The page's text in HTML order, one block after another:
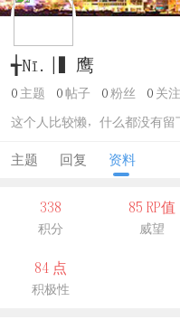
╅Nī.|▍鹰
0 主题 0 帖子 0 粉丝 0 关注
这个人比较懒，什么都没有留
主题 回复 资料
338
积分
85 RP值
威望
84 点
积极性